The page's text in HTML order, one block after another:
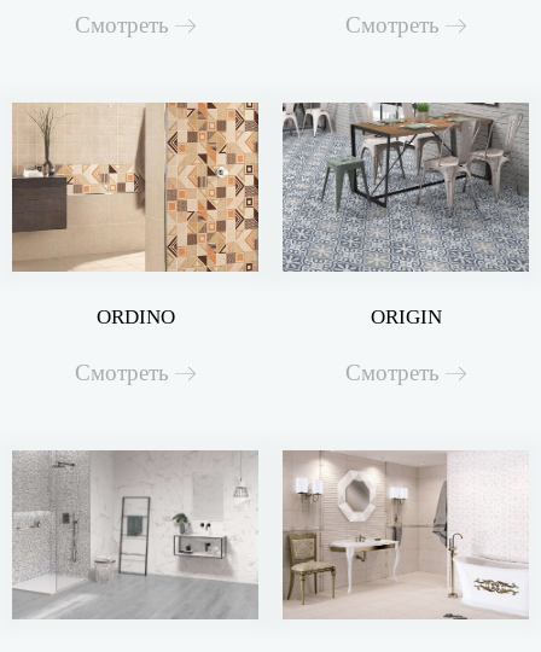
Смотреть Смотреть
ORDINO
Смотреть
ORIGIN
Смотреть